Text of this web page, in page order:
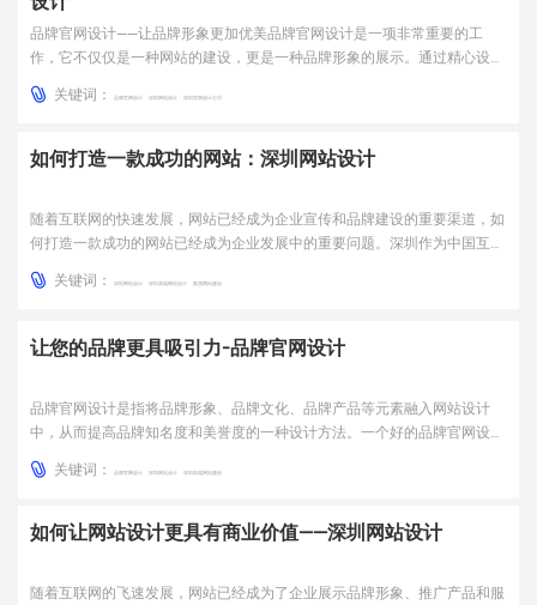
品牌官网设计——让品牌形象更加优美品牌官网设计是一项非常重要的工
作，它不仅仅是一种网站的建设，更是一种品牌形象的展示。通过精心设计
的品牌官网，可以让品牌形象更加优美，展现出品牌的价值和特色，吸引更
多的消费者，提升品牌知名度和美誉度。本文将从五个方面详细介绍品牌官
关键词： 品牌官网设计 深圳网站设计 深圳官网设计公司
如何打造一款成功的网站：深圳网站设计
随着互联网的快速发展，网站已经成为企业宣传和品牌建设的重要渠道，如
何打造一款成功的网站已经成为企业发展中的重要问题。深圳作为中国互联
网产业的重要城市，其网站设计也备受关注。一、网站设计的重要性网站设
计是企业展示自身形象和产品的重要方式，成功的网站设计可以提升企业的
关键词： 深圳网站设计 深圳高端网站设计 集团网站建设
让您的品牌更具吸引力-品牌官网设计
品牌官网设计是指将品牌形象、品牌文化、品牌产品等元素融入网站设计
中，从而提高品牌知名度和美誉度的一种设计方法。一个好的品牌官网设计
不仅能够提升用户体验，还能够增加用户对品牌的认知和信任感。一、品牌
官网的重要性品牌官网是企业展示品牌形象和产品的重要窗口，也是企业与
关键词： 品牌官网设计 深圳网站设计 深圳高端网站建设
如何让网站设计更具有商业价值——深圳网站设计
随着互联网的飞速发展，网站已经成为了企业展示品牌形象、推广产品和服